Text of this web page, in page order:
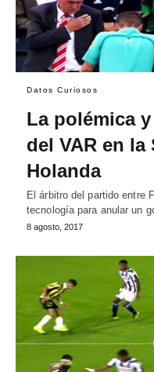
Datos Curiosos
La polémica
del VAR en la
Holanda
El árbitro del partido entre
tecnología para anular un
8 agosto, 2017